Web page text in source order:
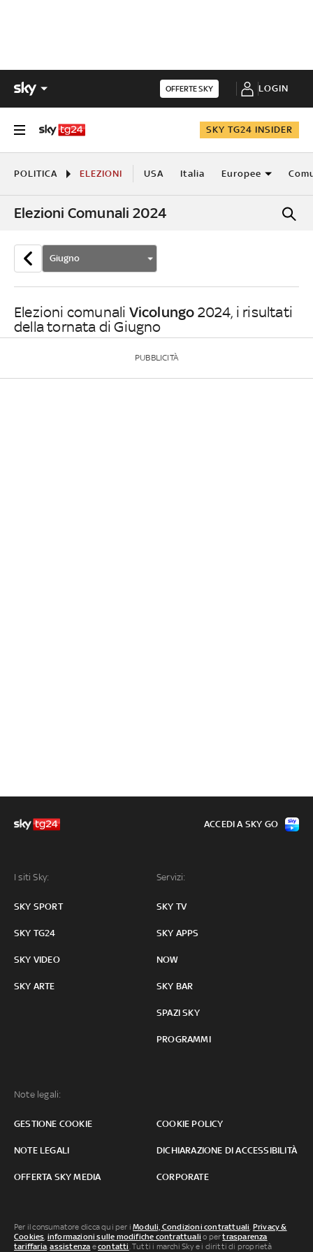
OFFERTE SKY LOGIN
SKY TG24 INSIDER
POLITICA ELEZIONI USA Italia Europee
Elezioni Comunali 2024
Giugno
Elezioni comunali Vicolungo 2024, i risultati
della tornata di Giugno
PUBBLICITÀ
I siti Sky:
SKY SPORT
SKY TG24
SKY VIDEO
SKY ARTE
Servizi:
SKY TV
SKY APPS
NOW
SKY BAR
SPAZI SKY
PROGRAMMI
Note legali:
GESTIONE COOKIE COOKIE POLICY
NOTE LEGALI DICHIARAZIONE DI ACCESSIBILITÀ
OFFERTA SKY MEDIA CORPORATE
ACCEDI A SKY GO
Per il consumatore clicca qui per iModuli, Condizioni contrattuali, Privacy &
Cookies, informazioni sulle modifiche contrattuali o pertrasparenza
tariffaria,assistenza econtatti. Tutti i marchi Sky e i diritti di proprietà